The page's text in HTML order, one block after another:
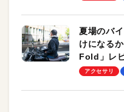
夏場のバ
けになる
Fold」レ
却プレー
アクセサリ